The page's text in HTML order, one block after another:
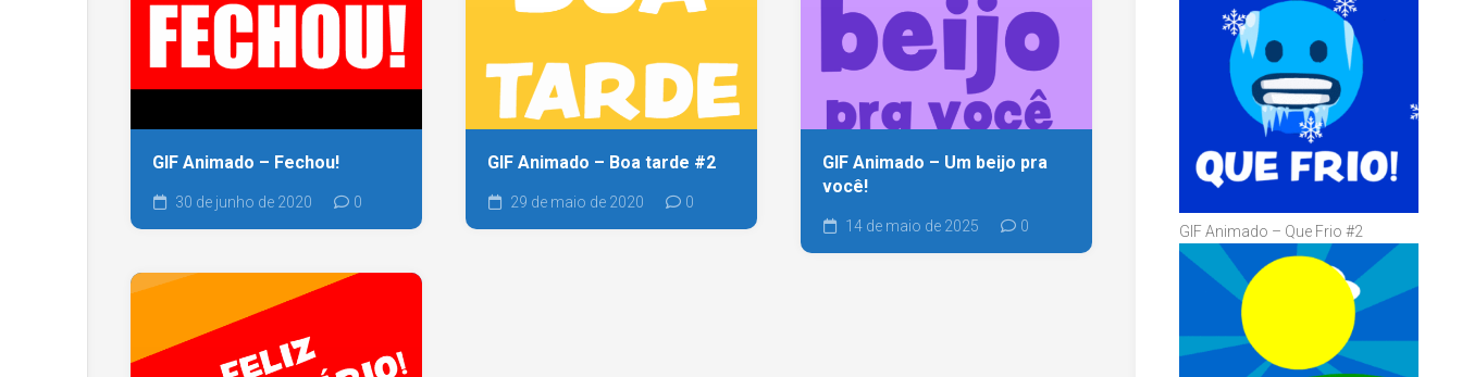
GIF Animado – Fechou!
30 de junho de 2020 0
GIF Animado – Boa tarde #2
29 de maio de 2020 0
GIF Animado – Um beijo pra
você!
14 de maio de 2025 0 GIF Animado – Que Frio #2